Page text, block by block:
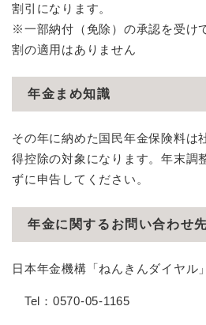
割引になります。
※一部納付（免除）の承認を受け
割の適用はありません
年金まめ知識
その年に納めた国民年金保険料は
得控除の対象になります。年末調
ずに申告してください。
年金に関するお問い合わせ
日本年金機構「ねんきんダイヤル」
Tel：0570-05-1165